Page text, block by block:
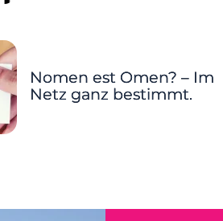
Nomen est Omen? – Im
Netz ganz bestimmt.